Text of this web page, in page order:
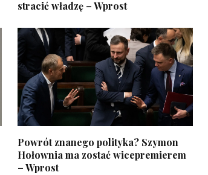
stracić władzę – Wprost
Powrót znanego polityka? Szymon
Hołownia ma zostać wicepremierem
– Wprost